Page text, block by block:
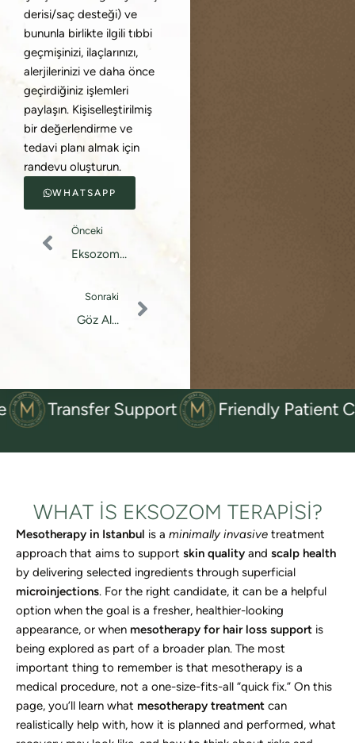
derisi/saç desteği) ve
bununla birlikte ilgili tıbbi
geçmişinizi, ilaçlarınızı,
alerjilerinizi ve daha önce
geçirdiğiniz işlemleri
paylaşın. Kişiselleştirilmiş
bir değerlendirme ve
tedavi planı almak için
randevu oluşturun.
WHATSAPP
Önceki
Eksozom
Sonraki
Göz Altı
Support Friendly Patient
WHAT IS EKSOZOM TERAPISI?
Mesotherapy in Istanbul is a minimally invasive treatment
approach that aims to support skin quality and scalp health
by delivering selected ingredients through superficial
microinjections. For the right candidate, it can be a helpful
option when the goal is a fresher, healthier-looking
appearance, or when mesotherapy for hair loss support is
being explored as part of a broader plan. The most
important thing to remember is that mesotherapy is a
medical procedure, not a one-size-fits-all “quick fix.” On this
page, you’ll learn what mesotherapy treatment can
realistically help with, how it is planned and performed, what